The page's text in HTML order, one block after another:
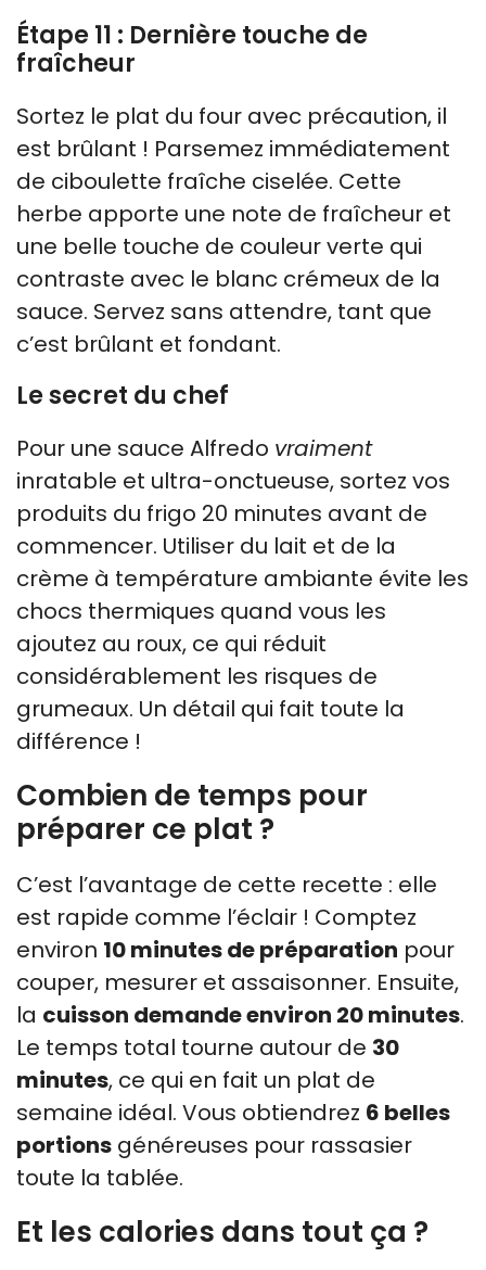
Étape 11 : Dernière touche de
fraîcheur
Sortez le plat du four avec précaution, il
est brûlant ! Parsemez immédiatement
de ciboulette fraîche ciselée. Cette
herbe apporte une note de fraîcheur et
une belle touche de couleur verte qui
contraste avec le blanc crémeux de la
sauce. Servez sans attendre, tant que
c’est brûlant et fondant.
Le secret du chef
Pour une sauce Alfredo vraiment
inratable et ultra-onctueuse, sortez vos
produits du frigo 20 minutes avant de
commencer. Utiliser du lait et de la
crème à température ambiante évite les
chocs thermiques quand vous les
ajoutez au roux, ce qui réduit
considérablement les risques de
grumeaux. Un détail qui fait toute la
différence !
Combien de temps pour
préparer ce plat ?
C’est l’avantage de cette recette : elle
est rapide comme l’éclair ! Comptez
environ 10 minutes de préparation pour
couper, mesurer et assaisonner. Ensuite,
la cuisson demande environ 20 minutes.
Le temps total tourne autour de 30
minutes, ce qui en fait un plat de
semaine idéal. Vous obtiendrez 6 belles
portions généreuses pour rassasier
toute la tablée.
Et les calories dans tout ça ?